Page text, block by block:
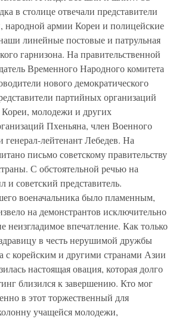
в столице отвечали представители
народной армии Кореи и полицейские
линейные постовые и патрульная
гарнизона. На правительственной
Временного Народного комитета
нового демократического
партийных организаций
молодежи и других
Пхеньяна, член Военного
генерал-лейтенант Лебедев. На
письмо советскому правительству
С обстоятельной речью на
и советский представитель.
военачальника было пламенным,
на демонстрантов исключительно
неизгладимое впечатление. Как только
в честь нерушимой дружбы
с корейским и другими странами Азии
настоящая овация, которая долго
близился к завершению. Кто мог
в этот торжественный для
учащейся молодежи,